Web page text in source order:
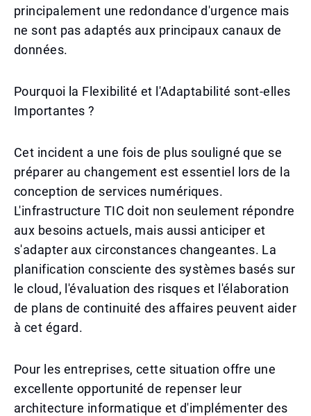
principalement une redondance d'urgence mais
ne sont pas adaptés aux principaux canaux de
données.
Pourquoi la Flexibilité et l'Adaptabilité sont-elles
Importantes ?
Cet incident a une fois de plus souligné que se
préparer au changement est essentiel lors de la
conception de services numériques.
L'infrastructure TIC doit non seulement répondre
aux besoins actuels, mais aussi anticiper et
s'adapter aux circonstances changeantes. La
planification consciente des systèmes basés sur
le cloud, l'évaluation des risques et l'élaboration
de plans de continuité des affaires peuvent aider
à cet égard.
Pour les entreprises, cette situation offre une
excellente opportunité de repenser leur
architecture informatique et d'implémenter des